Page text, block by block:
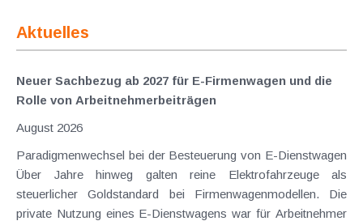
Aktuelles
Neuer Sachbezug ab 2027 für E-Firmenwagen und die
Rolle von Arbeitnehmer​­beiträgen
August 2026
Paradigmenwechsel bei der Besteuerung von E-Dienstwagen
Über Jahre hinweg galten reine Elektrofahrzeuge als
steuerlicher Goldstandard bei Firmenwagenmodellen. Die
private Nutzung eines E-Dienstwagens war für Arbeitnehmer